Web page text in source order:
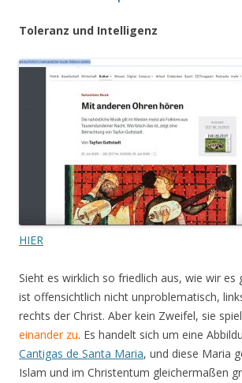
Toleranz und Intelligenz
HIER
Sieht es wirklich so friedlich aus, wie wir es
ist offensichtlich nicht unproblematisch,
rechts der Christ. Aber kein Zweifel, sie
einander zu. Es handelt sich um eine
Cantigas de Santa Maria, und diese Maria
Islam und im Christentum gleichermaßen